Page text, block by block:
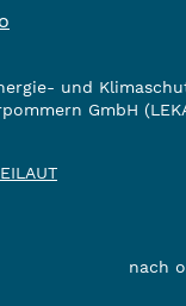
und
GmbH
nach